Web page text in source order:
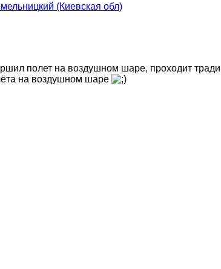
(Киевская обл)
полет на воздушном шаре, проходит
на воздушном шаре